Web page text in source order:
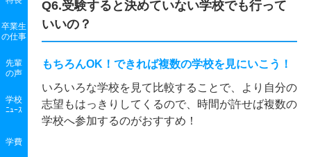
卒業生
の仕事
先輩
の声
学校
ﾆｭｰｽ
学費
Q6.受験すると決めていない学校でも行って
いいの？
もちろんOK！できれば複数の学校を見にいこう！
いろいろな学校を見て比較することで、より自分の
志望もはっきりしてくるので、時間が許せば複数の
学校へ参加するのがおすすめ！